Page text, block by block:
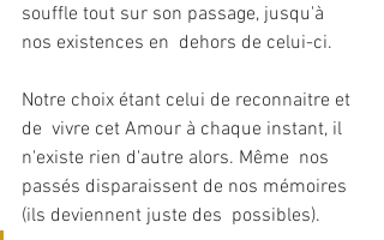
souffle tout sur son passage, jusqu'à
nos existences en  dehors de celui-ci.
Notre choix étant celui de reconnaitre et
de  vivre cet Amour à chaque instant, il
n'existe rien d'autre alors. Même  nos
passés disparaissent de nos mémoires
(ils deviennent juste des  possibles).